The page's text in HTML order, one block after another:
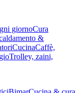
giornoCura
&
CucinaCaffè,
Trolley, zaini,